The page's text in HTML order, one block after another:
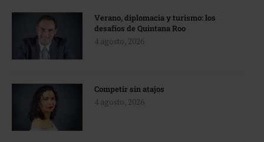
Verano, diplomacia y turismo: los
desafíos de Quintana Roo
4 agosto, 2026
Competir sin atajos
4 agosto, 2026